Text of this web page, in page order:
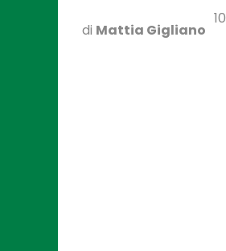
di Mattia Gigliano